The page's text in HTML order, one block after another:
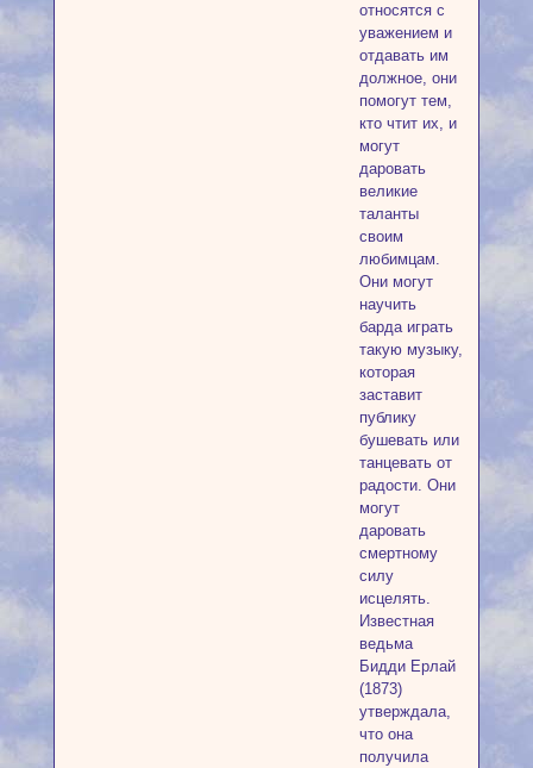
относятся с
уважением и
отдавать им
должное, они
помогут тем,
кто чтит их, и
могут
даровать
великие
таланты
своим
любимцам.
Они могут
научить
барда играть
такую музыку,
которая
заставит
публику
бушевать или
танцевать от
радости. Они
могут
даровать
смертному
силу
исцелять.
Известная
ведьма
Бидди Ерлай
(1873)
утверждала,
что она
получила